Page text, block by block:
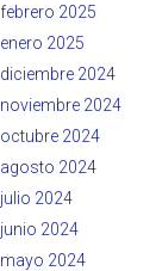
febrero 2025
enero 2025
diciembre 2024
noviembre 2024
octubre 2024
agosto 2024
julio 2024
junio 2024
mayo 2024